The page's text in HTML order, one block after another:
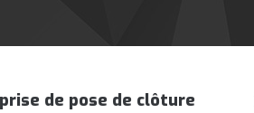
de pose de clôture